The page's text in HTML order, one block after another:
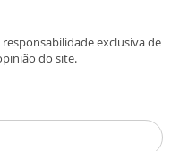
exclusiva de
do site.